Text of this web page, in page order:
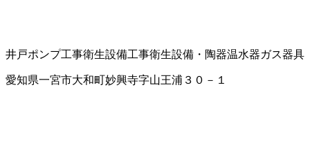
井戸ポンプ工事衛生設備工事衛生設備・陶器温水器ガス器具
愛知県一宮市大和町妙興寺字山王浦３０－１